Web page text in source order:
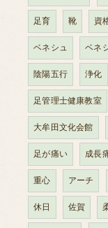
足育 靴 資
ベネシュ ベネ
陰陽五行 浄化
足管理士健康教室
大牟田文化会館
足が痛い 成長
重心 アーチ
休日 佐賀